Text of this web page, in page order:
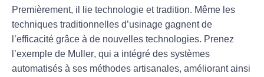
Premièrement, il lie technologie et tradition. Même les
techniques traditionnelles d’usinage gagnent de
l’efficacité grâce à de nouvelles technologies. Prenez
l’exemple de Muller, qui a intégré des systèmes
automatisés à ses méthodes artisanales, améliorant ainsi